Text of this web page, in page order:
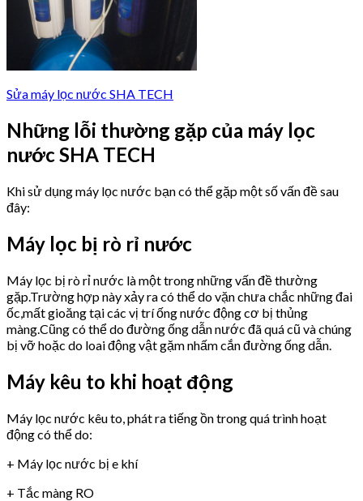
Sửa máy lọc nước SHA TECH
Những lỗi thường gặp của máy lọc
nước SHA TECH
Khi sử dụng máy lọc nước bạn có thể gặp một số vấn đề sau
đây:
Máy lọc bị rò rỉ nước
Máy lọc bị rò rỉ nước là một trong những vấn đề thường
gặp.Trường hợp này xảy ra có thể do vặn chưa chắc những đai
ốc,mất gioăng tại các vị trí ống nước động cơ bị thủng
màng.Cũng có thể do đường ống dẫn nước đã quá cũ và chúng
bị vỡ hoặc do loai động vật gặm nhấm cắn đường ống dẫn.
Máy kêu to khi hoạt động
Máy lọc nước kêu to, phát ra tiếng ồn trong quá trình hoạt
động có thể do:
+ Máy lọc nước bị e khí
+ Tắc màng RO